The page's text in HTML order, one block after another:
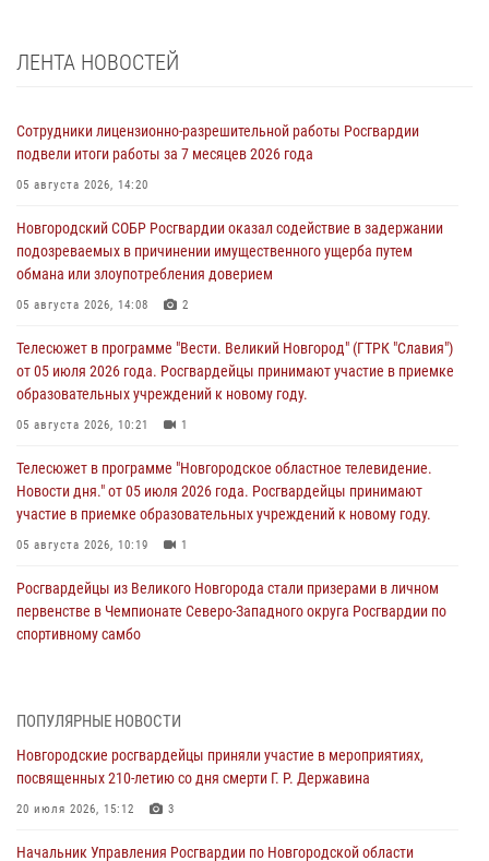
ЛЕНТА НОВОСТЕЙ
Сотрудники лицензионно-разрешительной работы Росгвардии
подвели итоги работы за 7 месяцев 2026 года
05 августа 2026, 14:20
Новгородский СОБР Росгвардии оказал содействие в задержании
подозреваемых в причинении имущественного ущерба путем
обмана или злоупотребления доверием
05 августа 2026, 14:08 2
Телесюжет в программе "Вести. Великий Новгород" (ГТРК "Славия")
от 05 июля 2026 года. Росгвардейцы принимают участие в приемке
образовательных учреждений к новому году.
05 августа 2026, 10:21 1
Телесюжет в программе "Новгородское областное телевидение.
Новости дня." от 05 июля 2026 года. Росгвардейцы принимают
участие в приемке образовательных учреждений к новому году.
05 августа 2026, 10:19 1
Росгвардейцы из Великого Новгорода стали призерами в личном
первенстве в Чемпионате Северо-Западного округа Росгвардии по
спортивному самбо
детского лагеря
04 августа 2026, 09:13 5
Новгородские росгвардейцы за неделю осуществили 203 выезда на
ПОПУЛЯРНЫЕ НОВОСТИ
Новгородские росгвардейцы приняли участие в мероприятиях,
посвященных 210-летию со дня смерти Г. Р. Державина
20 июля 2026, 15:12 3
Начальник Управления Росгвардии по Новгородской области